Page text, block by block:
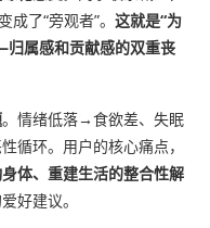
了“旁观者”。 这就是“为
属感和贡献感的双重丧
。情绪低落→食欲差、失眠
环。用户的核心痛点，
体、重建生活的整合性解
好建议。